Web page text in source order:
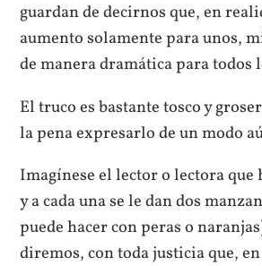
guardan de decirnos que, en
aumento solamente para unos,
de manera dramática para todos
El truco es bastante tosco y
la pena expresarlo de un modo
Imagínese el lector o lectora que
y a cada una se le dan dos
puede hacer con peras o
diremos, con toda justicia que,